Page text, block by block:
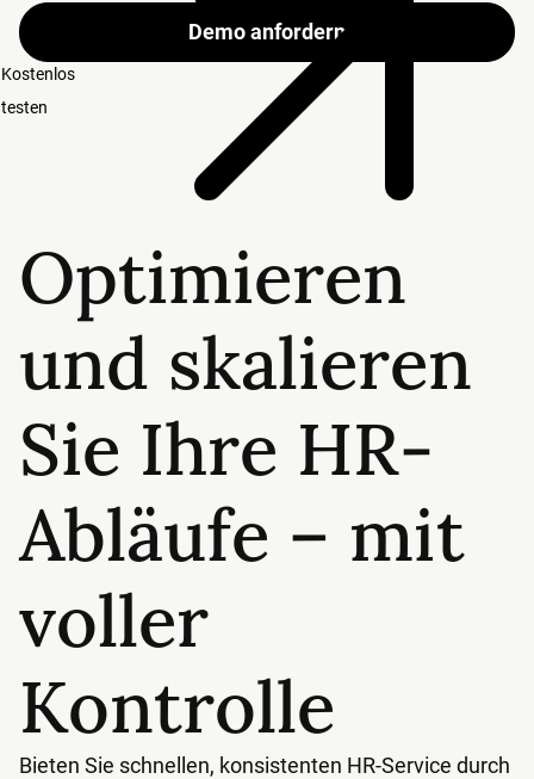
Demo anfordern
Kostenlos
testen
Optimieren
und skalieren
Sie Ihre HR-
Abläufe – mit
voller
Kontrolle
Bieten Sie schnellen, konsistenten HR-Service durch